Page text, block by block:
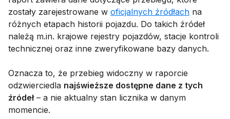
zostały zarejestrowane w oficjalnych źródłach na
różnych etapach historii pojazdu. Do takich źródeł
należą m.in. krajowe rejestry pojazdów, stacje kontroli
technicznej oraz inne zweryfikowane bazy danych.
Oznacza to, że przebieg widoczny w raporcie
odzwierciedla najświeższe dostępne dane z tych
źródeł– a nie aktualny stan licznika w danym
momencie.